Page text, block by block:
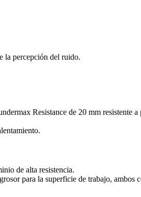
la percepción del ruido.
Resistance de 20 mm resistente a
de alta resistencia.
para la superficie de trabajo, ambos